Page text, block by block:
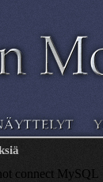
connect MySQL